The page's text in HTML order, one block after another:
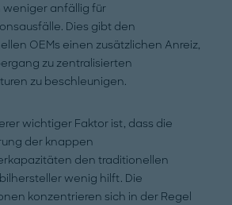
weniger anfällig für
Dies gibt den
OEMs einen zusätzlichen Anreiz,
zu zentralisierten
zu beschleunigen.
wichtiger Faktor ist, dass die
der knappen
den traditionellen
wenig hilft. Die
konzentrieren sich in der Regel